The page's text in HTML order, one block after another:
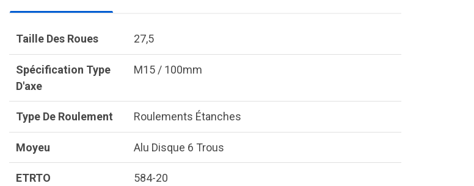
Taille Des Roues 27,5
Spécification Type
D'axe
M15 / 100mm
Type De Roulement Roulements Étanches
Moyeu Alu Disque 6 Trous
ETRTO 584-20